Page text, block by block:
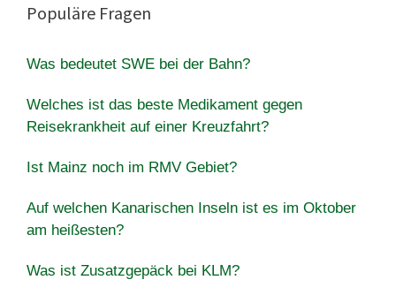
Populäre Fragen
Was bedeutet SWE bei der Bahn?
Welches ist das beste Medikament gegen
Reisekrankheit auf einer Kreuzfahrt?
Ist Mainz noch im RMV Gebiet?
Auf welchen Kanarischen Inseln ist es im Oktober
am heißesten?
Was ist Zusatzgepäck bei KLM?